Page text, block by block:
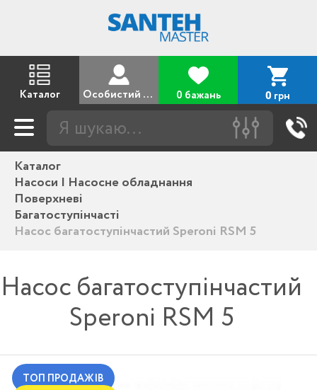
Каталог Особистий кабінет 0 бажань 0 грн
Каталог
Насоси | Насосне обладнання
Поверхневі
Багатоступінчасті
Насос багатоступінчастий Speroni RSM 5
Насос багатоступінчастий
Speroni RSM 5
ТОП ПРОДАЖІВ